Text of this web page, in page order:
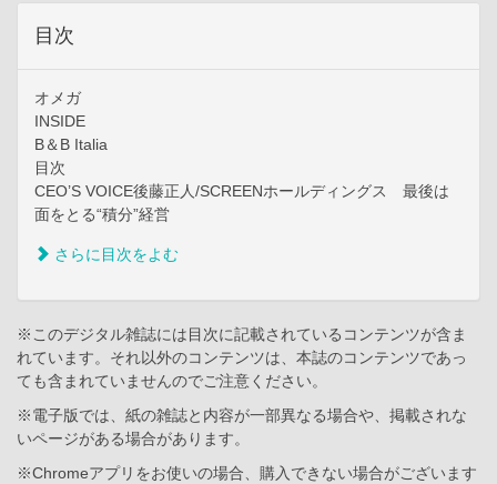
目次
オメガ
INSIDE
B＆B Italia
目次
CEO’S VOICE後藤正人/SCREENホールディングス 最後は
面をとる“積分”経営
さらに目次をよむ
※このデジタル雑誌には目次に記載されているコンテンツが含ま
れています。それ以外のコンテンツは、本誌のコンテンツであっ
ても含まれていませんのでご注意ください。
※電子版では、紙の雑誌と内容が一部異なる場合や、掲載されな
いページがある場合があります。
※Chromeアプリをお使いの場合、購入できない場合がございます